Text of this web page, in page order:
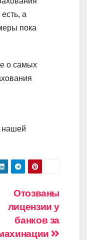
а
пока
о самых
нашей
Отозваны
лицензии у
банков за